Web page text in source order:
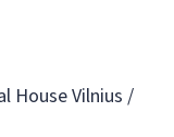
House Vilnius /